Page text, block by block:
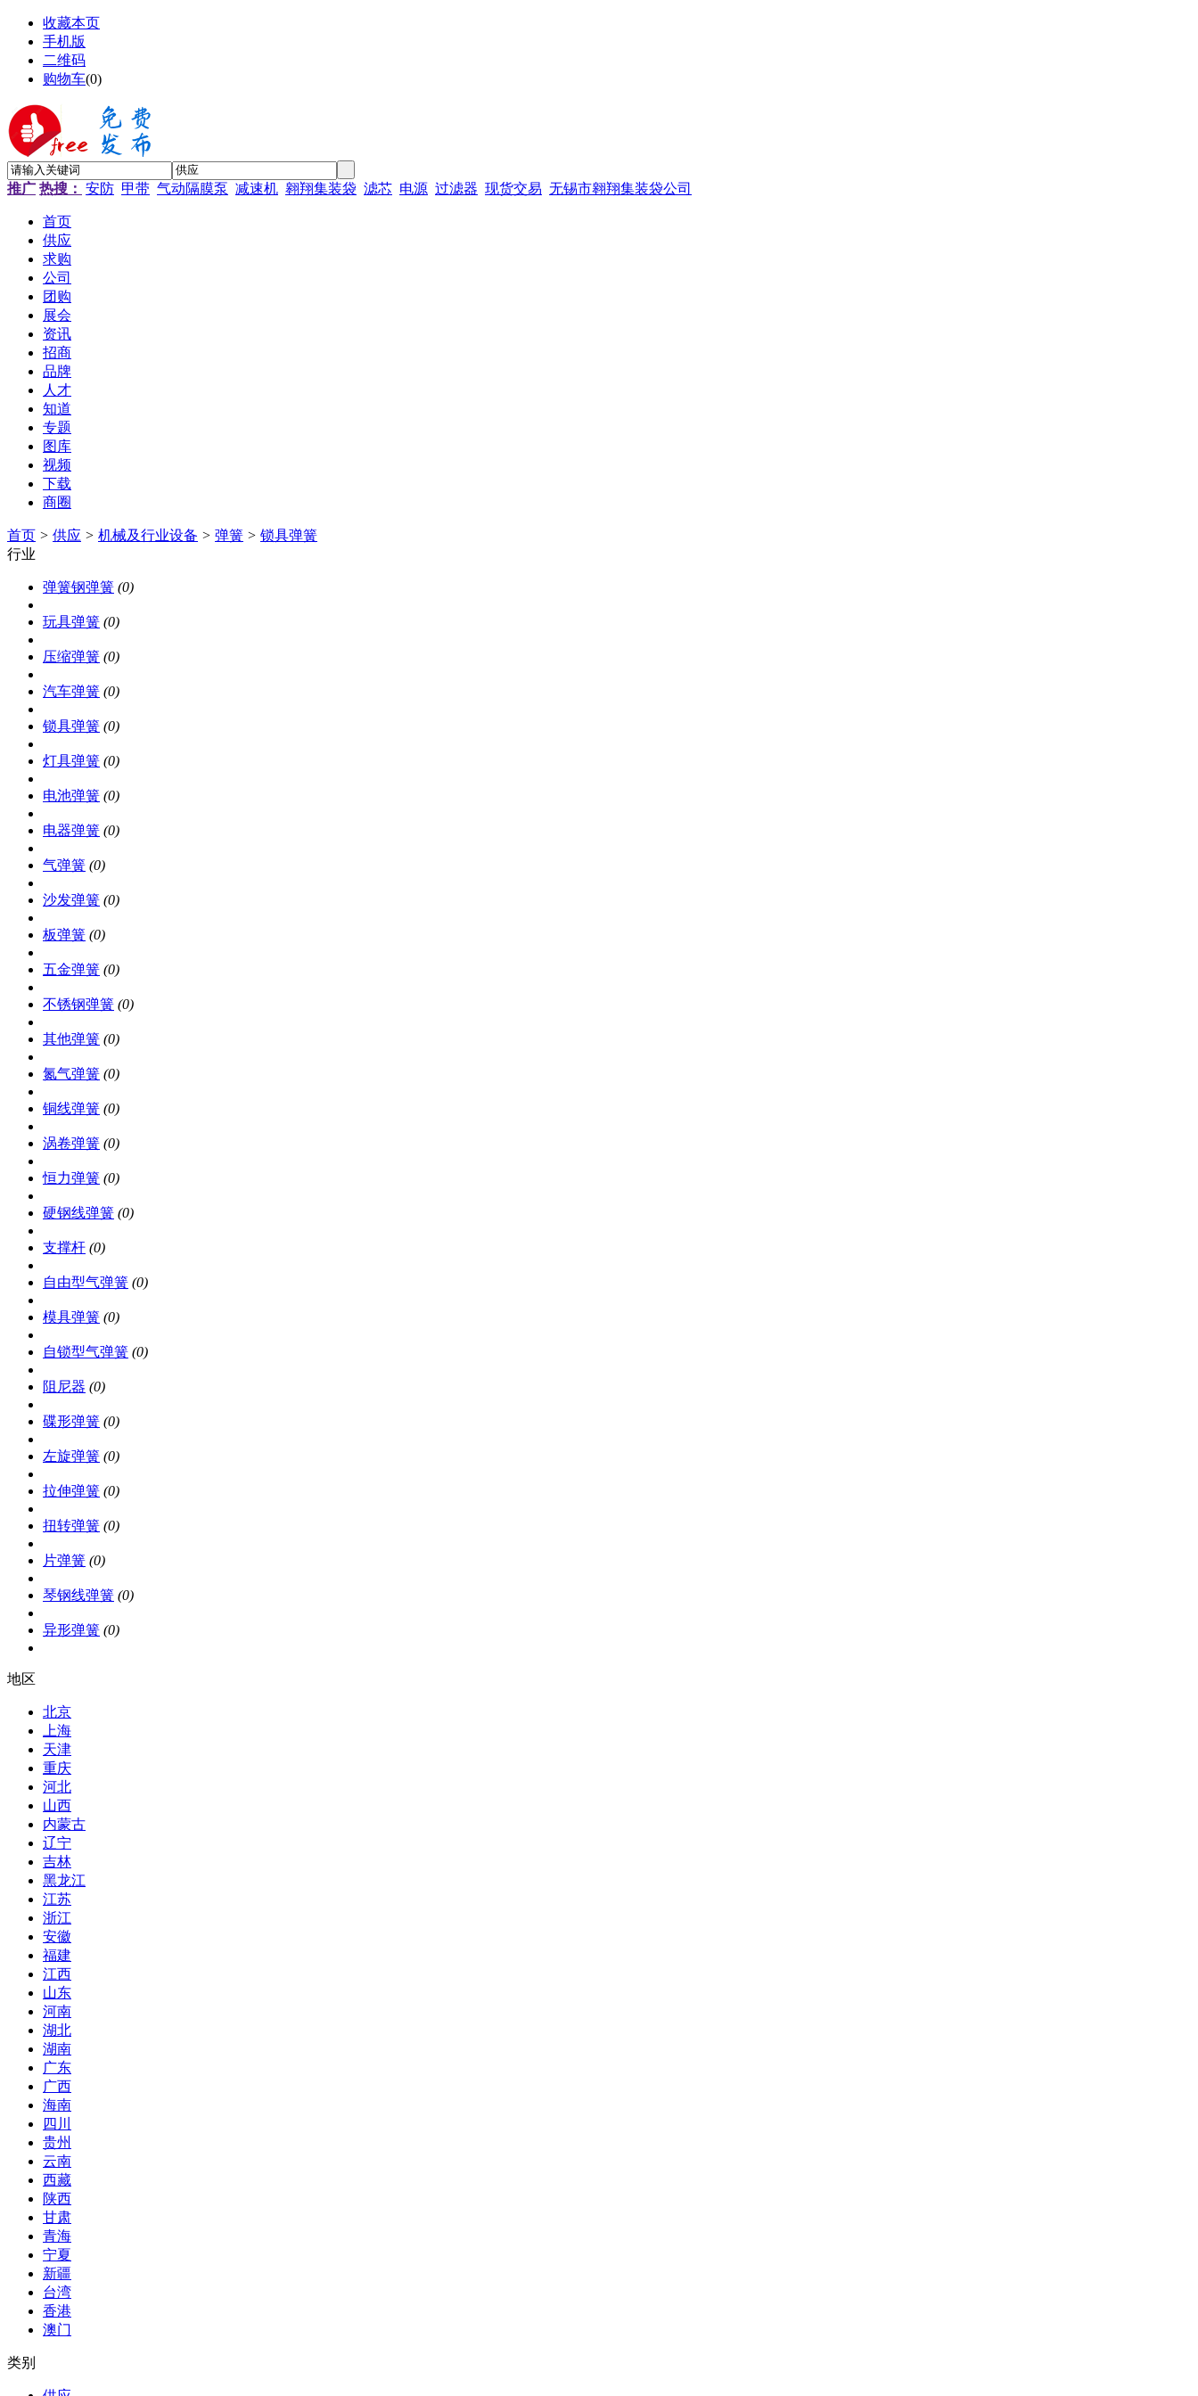
收藏本页
手机版
二维码
购物车(0)
推广 热搜： 安防 甲带 气动隔膜泵 减速机 翱翔集装袋 滤芯 电源 过滤器 现货交易 无锡市翱翔集装袋公司
首页
供应
求购
公司
团购
展会
资讯
招商
品牌
人才
知道
专题
图库
视频
下载
商圈
首页 > 供应 > 机械及行业设备 > 弹簧 > 锁具弹簧
行业
弹簧钢弹簧 (0)
玩具弹簧 (0)
压缩弹簧 (0)
汽车弹簧 (0)
锁具弹簧 (0)
灯具弹簧 (0)
电池弹簧 (0)
电器弹簧 (0)
气弹簧 (0)
沙发弹簧 (0)
板弹簧 (0)
五金弹簧 (0)
不锈钢弹簧 (0)
其他弹簧 (0)
氮气弹簧 (0)
铜线弹簧 (0)
涡卷弹簧 (0)
恒力弹簧 (0)
硬钢线弹簧 (0)
支撑杆 (0)
自由型气弹簧 (0)
模具弹簧 (0)
自锁型气弹簧 (0)
阻尼器 (0)
碟形弹簧 (0)
左旋弹簧 (0)
拉伸弹簧 (0)
扭转弹簧 (0)
片弹簧 (0)
琴钢线弹簧 (0)
异形弹簧 (0)
地区
北京
上海
天津
重庆
河北
山西
内蒙古
辽宁
吉林
黑龙江
江苏
浙江
安徽
福建
江西
山东
河南
湖北
湖南
广东
广西
海南
四川
贵州
云南
西藏
陕西
甘肃
青海
宁夏
新疆
台湾
香港
澳门
类别